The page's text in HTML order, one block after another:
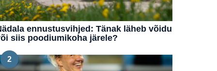
ennustusvihjed: Tänak läheb võidu
siis poodiumikoha järele?
2